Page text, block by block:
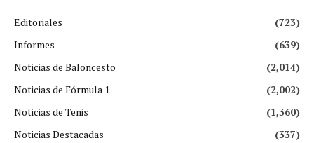
Editoriales
(723)
Informes
(639)
Noticias de Baloncesto
(2,014)
Noticias de Fórmula 1
(2,002)
Noticias de Tenis
(1,360)
Noticias Destacadas
(337)